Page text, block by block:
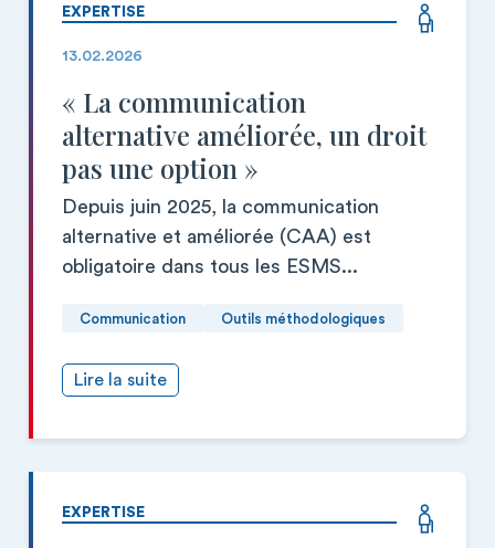
EXPERTISE
13.02.2026
« La communication
alternative améliorée, un droit
pas une option »
Depuis juin 2025, la communication
alternative et améliorée (CAA) est
obligatoire dans tous les ESMS...
Communication Outils méthodologiques
Lire la suite
EXPERTISE